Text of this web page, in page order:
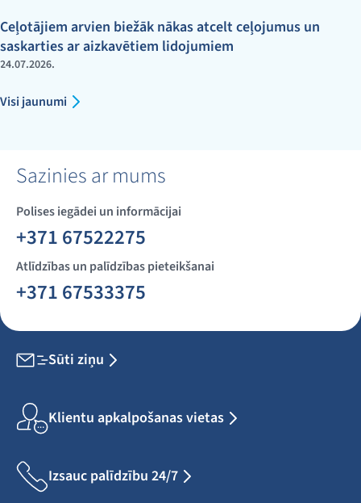
Ceļotājiem arvien biežāk nākas atcelt ceļojumus un
saskarties ar aizkavētiem lidojumiem
24.07.2026.
Visi jaunumi
Sazinies ar mums
Polises iegādei un informācijai
+371 67522275
Atlīdzības un palīdzības pieteikšanai
+371 67533375
Sūti ziņu
Klientu apkalpošanas vietas
Izsauc palīdzību 24/7